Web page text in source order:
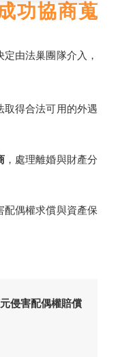
功協商蒐
由法巢團隊介入，
取得合法可用的外遇
，處理離婚與財產分
配偶權求償與資產保
侵害配偶權賠償